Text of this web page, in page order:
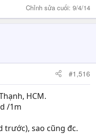
Chỉnh sửa cuối: 9/4/14
#1,516
HCM.
/1m
trước), sao cũng đc.